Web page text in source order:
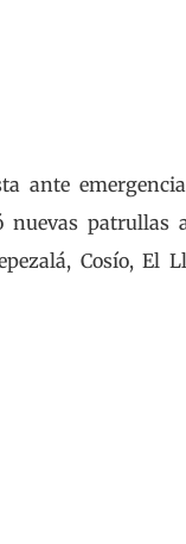
ante
nuevas patrullas
Cosío, El